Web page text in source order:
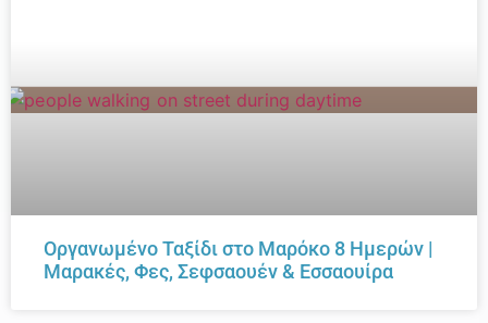
Οργανωμένο Ταξίδι στο Μαρόκο 8 Ημερών |
Μαρακές, Φες, Σεφσαουέν & Εσσαουίρα